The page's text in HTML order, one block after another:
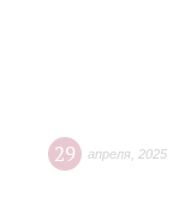
29 апреля 2025